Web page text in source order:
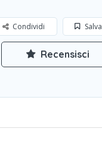
Salva
Condividi
Recensisci